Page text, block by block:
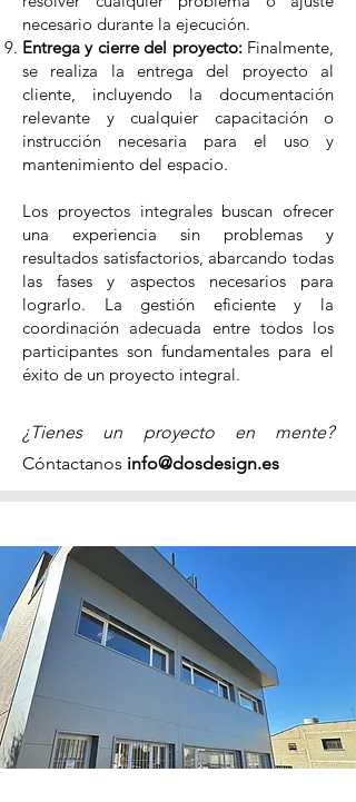
necesario durante la ejecución.
Entrega y cierre del proyecto: Finalmente,
se realiza la entrega del proyecto al
cliente, incluyendo la documentación
relevante y cualquier capacitación o
instrucción necesaria para el uso y
mantenimiento del espacio.
Los proyectos integrales buscan ofrecer
una experiencia sin problemas y
resultados satisfactorios, abarcando todas
las fases y aspectos necesarios para
lograrlo. La gestión eficiente y la
coordinación adecuada entre todos los
participantes son fundamentales para el
éxito de un proyecto integral.
¿Tienes un proyecto en mente?
Cóntactanos info@dosdesign.es